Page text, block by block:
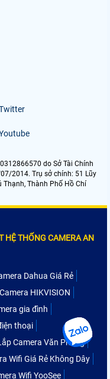
do Sở Tài Chính
2014. Trụ sở chính: 51 Lũy
Thạnh, Thành Phố Hồ Chí
HỆ THỐNG CAMERA AN
Dahua Giá Rẻ
Camera HIKVISION
gia đình
thoại
Camera Văn Phòng
Wifi Giá Rẻ Không Dây
Wifi YooSee